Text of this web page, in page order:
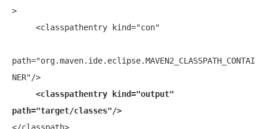
>
path="org.maven.ide.eclipse.MAVEN2_CLASSPATH_CONTAI
NER"/>
<classpathentry kind="output"
path="target/classes"/>